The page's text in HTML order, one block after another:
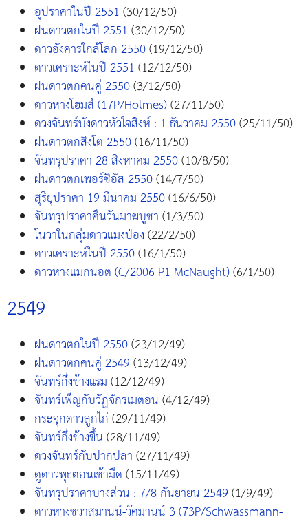
อุปราคาในปี 2551(30/12/50)
ฝนดาวตกในปี 2551(30/12/50)
ดาวอังคารใกล้โลก 2550(19/12/50)
ดาวเคราะห์ในปี 2551(12/12/50)
ฝนดาวตกคนคู่ 2550(3/12/50)
ดาวหางโฮมส์ (17P/Holmes)(27/11/50)
ดวงจันทร์บังดาวหัวใจสิงห์ : 1 ธันวาคม 2550(25/11/50)
ฝนดาวตกสิงโต 2550(16/11/50)
จันทรุปราคา 28 สิงหาคม 2550(10/8/50)
ฝนดาวตกเพอร์ซิอัส 2550(14/7/50)
สุริยุปราคา 19 มีนาคม 2550(16/6/50)
จันทรุปราคาคืนวันมาฆบูชา(1/3/50)
โนวาในกลุ่มดาวแมงป่อง(22/2/50)
ดาวเคราะห์ในปี 2550(16/1/50)
ดาวหางแมกนอต (C/2006 P1 McNaught)(6/1/50)
2549
ฝนดาวตกในปี 2550(23/12/49)
ฝนดาวตกคนคู่ 2549(13/12/49)
จันทร์กึ่งข้างแรม(12/12/49)
จันทร์เพ็ญกับวัฏจักรเมตอน(4/12/49)
กระจุกดาวลูกไก่(29/11/49)
จันทร์กึ่งข้างขึ้น(28/11/49)
ดวงจันทร์กับปากปลา(27/11/49)
ดูดาวพุธตอนเช้ามืด(15/11/49)
จันทรุปราคาบางส่วน : 7/8 กันยายน 2549(1/9/49)
ดาวหางชวาสมานน์-วัคมานน์ 3 (73P/Schwassmann-